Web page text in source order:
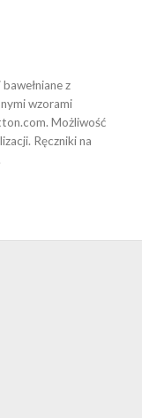
z
wzorami
Możliwość
Ręczniki na